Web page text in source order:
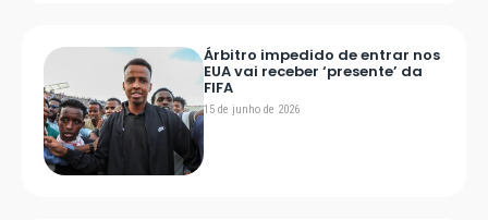
Árbitro impedido de entrar nos
EUA vai receber ‘presente’ da
FIFA
15 de junho de 2026